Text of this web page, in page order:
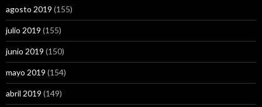
agosto 2019 (155)
julio 2019 (155)
junio 2019 (150)
mayo 2019 (154)
abril 2019 (149)